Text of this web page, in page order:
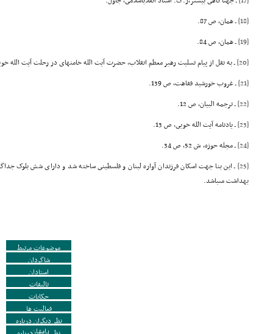
[18]
ـ همان، ص 87.
[19]
ـ همان، ص 84.
[20]
ـ به نقل از پیام تسلیت رهبر معظم انقلاب، حضرت آیت الله خامنهاى در رحلت آیت الله
[21]
ـ غروب خورشید فقاهت، ص 139.
[22]
ـ ترجمه البیان، ص 12.
[23]
ـ یادنامه آیت الله خویى، ص 13.
[24]
ـ مجله حوزه، ش 52، ص 34.
[25]
ـ این بنا جهت اسکان فرزندان آواره لبنان و فلسطینى ساخته شد و داراى شش بلوک
بهداشت مىباشد.
موضوعات مرتبط
شاگردان
استادان
تالیفات
حکایات
فعالیت ها
نظر دیگران درباره
ایشان